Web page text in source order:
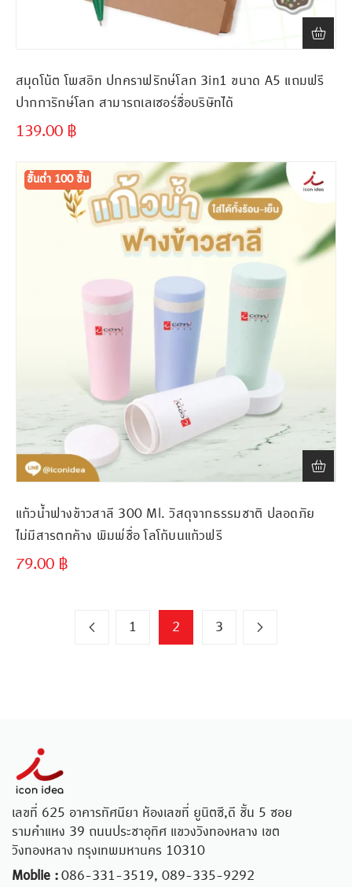
สมุดโน้ต โพสอิท ปกคราฟรักษ์โลก 3in1 ขนาด A5 แถมฟรี
ปากการักษ์โลก สามารถเลเซอร์ชื่อบริษัทได้
139.00 ฿
ขั้นต่ำ 100 ชิ้น
แก้วน้ำฟางข้าวสาลี 300 Ml. วัสดุจากธรรมชาติ ปลอดภัย
ไม่มีสารตกค้าง พิมพ์ชื่อ โลโก้บนแก้วฟรี
79.00 ฿
1 2 3
เลขที่ 625 อาคารทัศนียา ห้องเลขที่ ยูนิตซี,ดี ชั้น 5 ซอย
รามคำแหง 39 ถนนประชาอุทิศ แขวงวังทองหลาง เขต
วังทองหลาง กรุงเทพมหานคร 10310
Moblie :086-331-3519, 089-335-9292